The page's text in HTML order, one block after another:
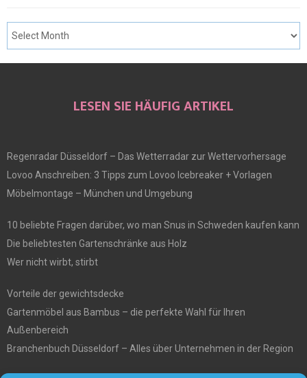
LESEN SIE HÄUFIG ARTIKEL
Regenradar Düsseldorf – Das Wetterradar zur Wettervorhersage
Lovoo Anschreiben: 3 Tipps zum Lovoo Icebreaker + Vorlagen
Möbelmontage – München und Umgebung
10 beliebte Fragen darüber, wo man Snus in Schweden kaufen kann
Die beliebtesten Gartenschränke aus Holz
Wer nicht wirbt, stirbt
Vorteile der gewichtsdecke
Gartenmöbel aus Bambus – die perfekte Wahl für Ihren
Außenbereich
Branchenbuch Düsseldorf – Alles über Unternehmen in der Region